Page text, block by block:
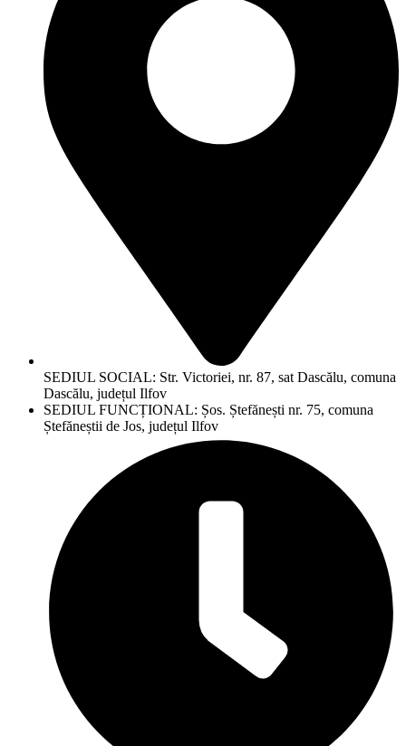
SEDIUL SOCIAL: Str. Victoriei, nr. 87, sat Dascălu, comuna
Dascălu, județul Ilfov
SEDIUL FUNCȚIONAL: Șos. Ștefănești nr. 75, comuna
Ștefăneștii de Jos, județul Ilfov